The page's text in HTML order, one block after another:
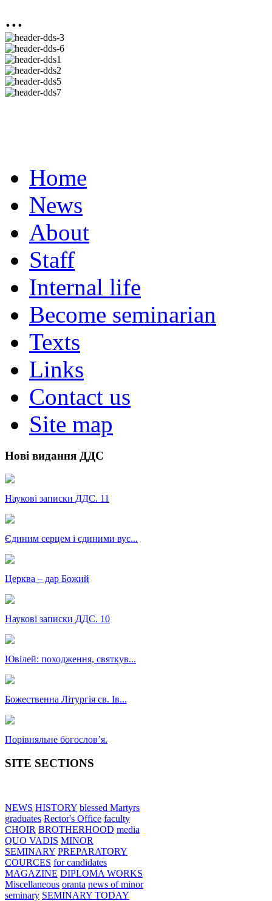
...
Home
News
About
Staff
Internal life
Become seminarian
Texts
Links
Contact us
Site map
Нові видання ДДС
Наукові записки ДДС. 11
Єдиним серцем і єдиними вус...
Церква – дар Божий
Наукові записки ДДС. 10
Ювілей: походження, святкув...
Божественна Літургія св. Ів...
Порівняльне богословʼя.
SITE SECTIONS
NEWS HISTORY blessed Martyrs
graduates Rector's Office faculty
CHOIR BROTHERHOOD media
QUO VADIS MINOR
SEMINARY PREPARATORY
COURCES for candidates
MAGAZINE DIPLOMA WORKS
Miscellaneous oranta news of minor
seminary SEMINARY TODAY